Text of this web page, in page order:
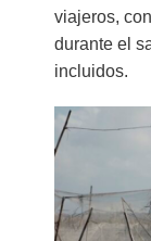
viajeros,
durante el
incluidos.